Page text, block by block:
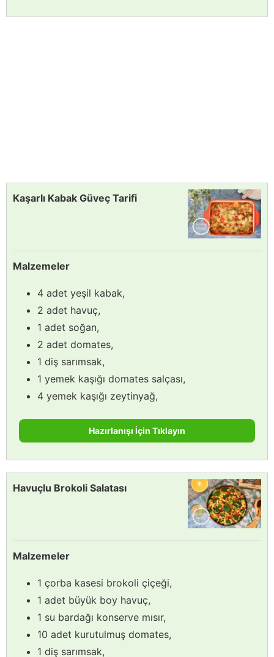
Kaşarlı Kabak Güveç Tarifi
Malzemeler
4 adet yeşil kabak,
2 adet havuç,
1 adet soğan,
2 adet domates,
1 diş sarımsak,
1 yemek kaşığı domates salçası,
4 yemek kaşığı zeytinyağ,
Hazırlanışı İçin Tıklayın
Havuçlu Brokoli Salatası
Malzemeler
1 çorba kasesi brokoli çiçeği,
1 adet büyük boy havuç,
1 su bardağı konserve mısır,
10 adet kurutulmuş domates,
1 diş sarımsak,